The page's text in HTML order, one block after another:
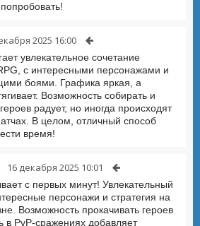
2025 16:00
увлекательное сочетание
с интересными персонажами и
боями. Графика яркая, а
Возможность собирать и
радует, но иногда происходят
В целом, отличный способ
время!
16 декабря 2025 10:01
с первых минут! Увлекательный
персонажи и стратегия на
Возможность прокачивать героев
в PvP-сражениях добавляет